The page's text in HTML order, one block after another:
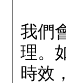
我們
理。
時效